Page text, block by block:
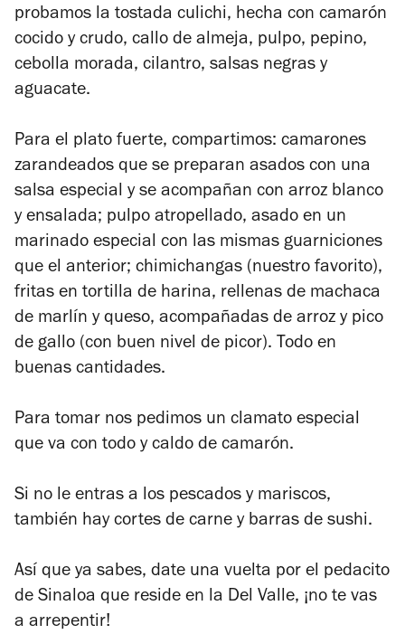
probamos la tostada culichi, hecha con camarón
cocido y crudo, callo de almeja, pulpo, pepino,
cebolla morada, cilantro, salsas negras y
aguacate.
Para el plato fuerte, compartimos: camarones
zarandeados que se preparan asados con una
salsa especial y se acompañan con arroz blanco
y ensalada; pulpo atropellado, asado en un
marinado especial con las mismas guarniciones
que el anterior; chimichangas (nuestro favorito),
fritas en tortilla de harina, rellenas de machaca
de marlín y queso, acompañadas de arroz y pico
de gallo (con buen nivel de picor). Todo en
buenas cantidades.
Para tomar nos pedimos un clamato especial
que va con todo y caldo de camarón.
Si no le entras a los pescados y mariscos,
también hay cortes de carne y barras de sushi.
Así que ya sabes, date una vuelta por el pedacito
de Sinaloa que reside en la Del Valle, ¡no te vas
a arrepentir!